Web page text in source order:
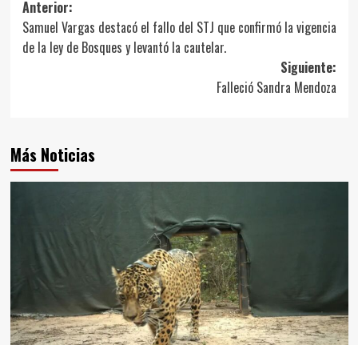
Navegación
de
entradas
Anterior:
Samuel Vargas destacó el fallo del STJ que confirmó la vigencia
de la ley de Bosques y levantó la cautelar.
Siguiente:
Falleció Sandra Mendoza
Más Noticias